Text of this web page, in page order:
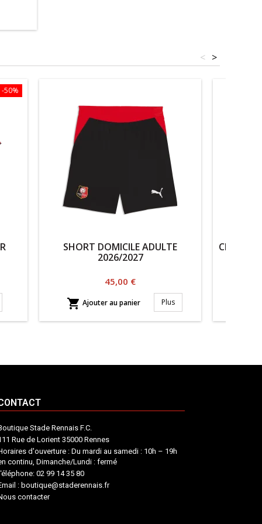
>
<
-50%
SHORT DOMICILE ADULTE
2026/2027
Prix
45,00 €
 Ajouter au panier Plus
Stade Rennais F.C.
Rue de Lorient 35000 Rennes
d'ouverture : Du mardi au samedi : 10h – 19h
continu, Dimanche/Lundi : fermé
02 99 14 35 80
: boutique@staderennais.fr
contacter